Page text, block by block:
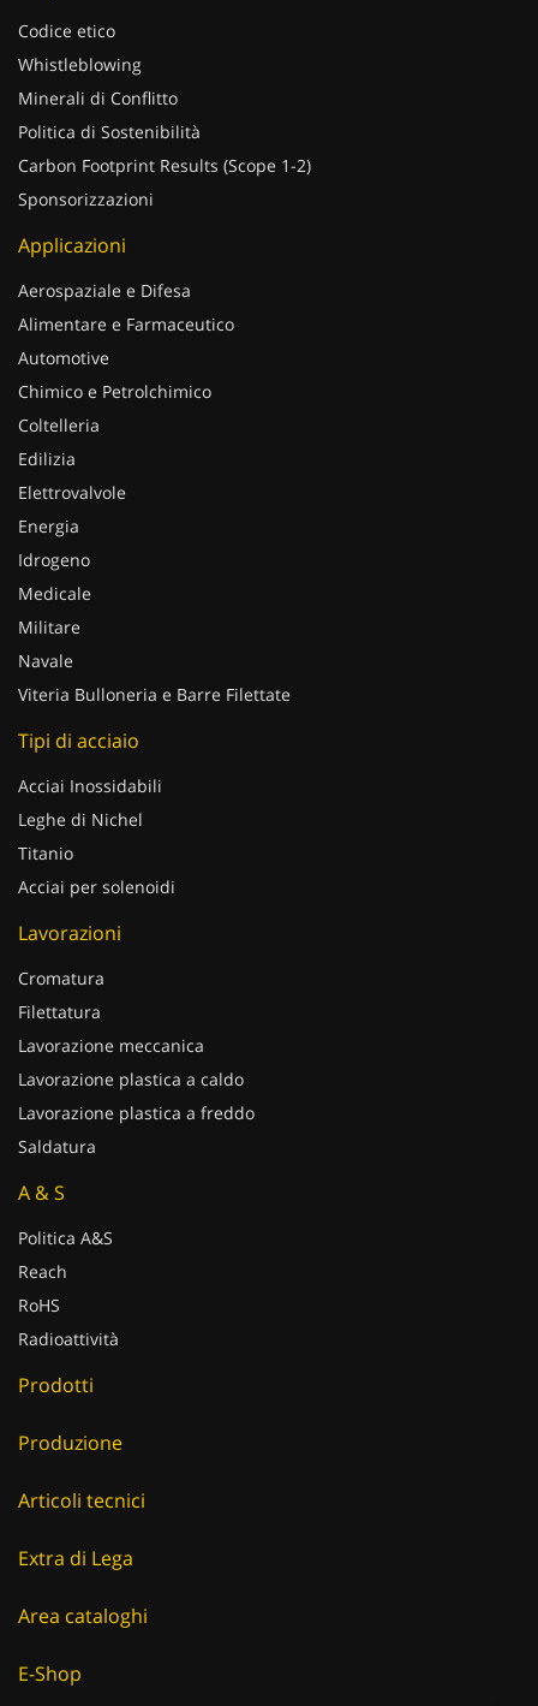
Codice etico
Whistleblowing
Minerali di Conflitto
Politica di Sostenibilità
Carbon Footprint Results (Scope 1-2)
Sponsorizzazioni
Applicazioni
Aerospaziale e Difesa
Alimentare e Farmaceutico
Automotive
Chimico e Petrolchimico
Coltelleria
Edilizia
Elettrovalvole
Energia
Idrogeno
Medicale
Militare
Navale
Viteria Bulloneria e Barre Filettate
Tipi di acciaio
Acciai Inossidabili
Leghe di Nichel
Titanio
Acciai per solenoidi
Lavorazioni
Cromatura
Filettatura
Lavorazione meccanica
Lavorazione plastica a caldo
Lavorazione plastica a freddo
Saldatura
A & S
Politica A&S
Reach
RoHS
Radioattività
Prodotti
Produzione
Articoli tecnici
Extra di Lega
Area cataloghi
E-Shop